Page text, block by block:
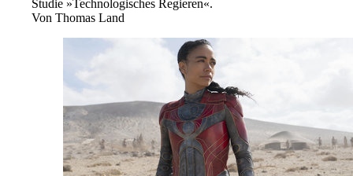
flickr.com/photos/marcwathieu/2238605825
Soziologie
Schichten der Vergangenheit